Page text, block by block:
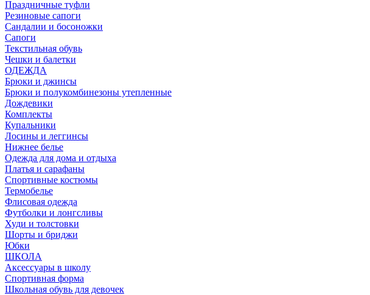
Праздничные туфли
Резиновые сапоги
Сандалии и босоножки
Сапоги
Текстильная обувь
Чешки и балетки
ОДЕЖДА
Брюки и джинсы
Брюки и полукомбинезоны утепленные
Дождевики
Комплекты
Купальники
Лосины и леггинсы
Нижнее белье
Одежда для дома и отдыха
Платья и сарафаны
Спортивные костюмы
Термобелье
Флисовая одежда
Футболки и лонгсливы
Худи и толстовки
Шорты и бриджи
Юбки
ШКОЛА
Аксессуары в школу
Спортивная форма
Школьная обувь для девочек